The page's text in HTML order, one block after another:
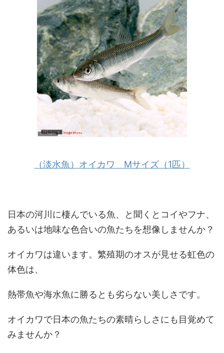
（淡水魚）オイカワ Mサイズ（1匹）
日本の河川に棲んでいる魚、と聞くとコイやフナ、
あるいは地味な色合いの魚たちを想像しませんか？
オイカワは違います。繁殖期のオスが見せる虹色の
体色は、
熱帯魚や海水魚に勝るとも劣らない美しさです。
オイカワで日本の魚たちの素晴らしさにも目覚めて
みませんか？